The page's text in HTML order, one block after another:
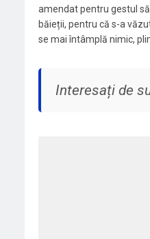
amendat pentru gestul
băieții, pentru că s-a
se mai întâmplă nimic,
Interesați de